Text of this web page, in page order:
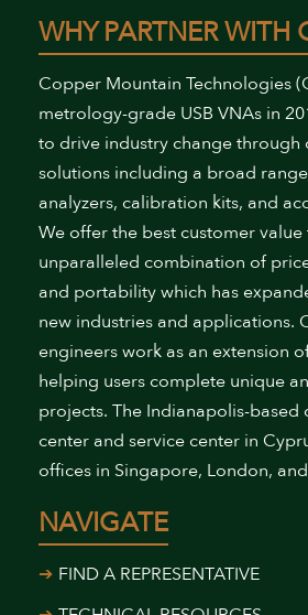
WHY PARTNER WITH
Copper Mountain Technologies
metrology-grade USB VNAs in
to drive industry change through
solutions including a broad
analyzers, calibration kits, and
We offer the best customer
unparalleled combination of
and portability which has
new industries and applications.
engineers work as an extension
helping users complete unique
projects. The Indianapolis-based
center and service center in
offices in Singapore, London,
NAVIGATE
FIND A REPRESENTATIVE